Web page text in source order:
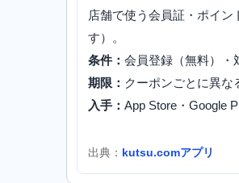
店舗で使う会員証・ポイ
す）。
条件： 会員登録（無料）・
期限： クーポンごとに異な
入手： App Store・Google
出典： kutsu.comアプリ